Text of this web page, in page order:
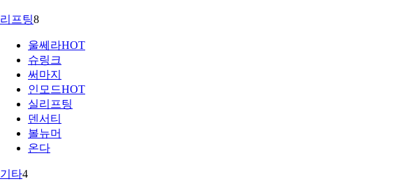
리프팅8
울쎄라HOT
슈링크
써마지
인모드HOT
실리프팅
덴서티
볼뉴머
온다
기타4